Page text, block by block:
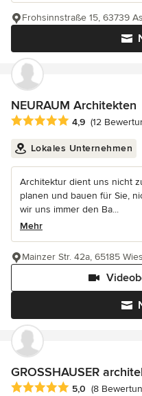
Frohsinnstraße 15, 63739
NEURAUM Architekten
Durchschnittliche
4,9 (12
Lokales Unternehmen
Architektur dient uns nicht
planen und bauen für Sie,
wir uns immer den Ba...
Mehr
Mainzer Str. 42a, 65185
GROSSHAUSER
Durchschnittliche
5,0 (8